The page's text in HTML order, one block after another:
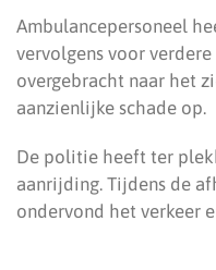
Ambulancepersoneel
vervolgens voor
overgebracht naar het
aanzienlijke schade op.
De politie heeft ter
aanrijding. Tijdens de
ondervond het verkeer